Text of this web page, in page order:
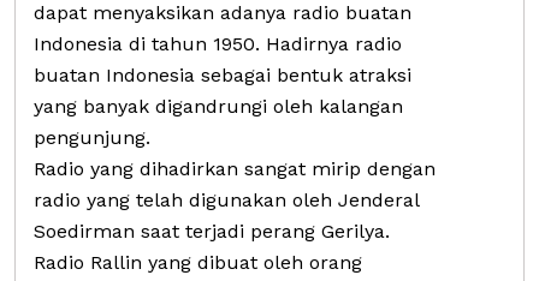
dapat menyaksikan adanya radio buatan
Indonesia di tahun 1950. Hadirnya radio
buatan Indonesia sebagai bentuk atraksi
yang banyak digandrungi oleh kalangan
pengunjung.
Radio yang dihadirkan sangat mirip dengan
radio yang telah digunakan oleh Jenderal
Soedirman saat terjadi perang Gerilya.
Radio Rallin yang dibuat oleh orang